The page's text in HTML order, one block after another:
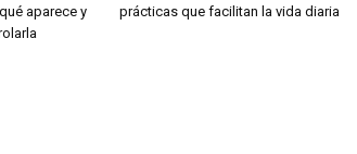
aparece y
prácticas que facilitan la vida diaria